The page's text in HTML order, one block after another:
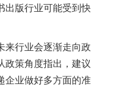
出版行业可能受到快
行业会逐渐走向政
政策角度指出，建议
企业做好多方面的准